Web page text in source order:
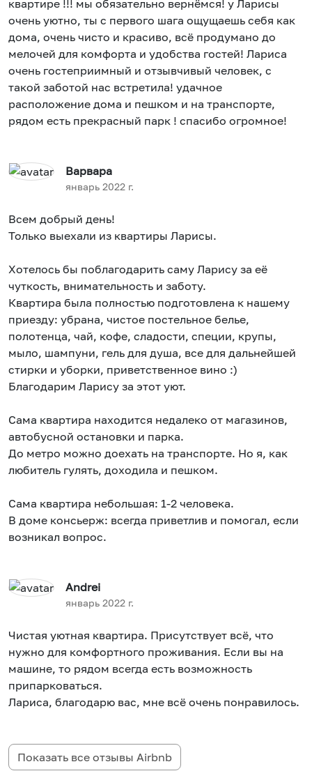
квартире !!! мы обязательно вернёмся! у Ларисы
очень уютно, ты с первого шага ощущаешь себя как
дома, очень чисто и красиво, всё продумано до
мелочей для комфорта и удобства гостей! Лариса
очень гостеприимный и отзывчивый человек, с
такой заботой нас встретила! удачное
расположение дома и пешком и на транспорте,
рядом есть прекрасный парк ! спасибо огромное!
Варвара
январь 2022 г.
Всем добрый день!
Только выехали из квартиры Ларисы.
Хотелось бы поблагодарить саму Ларису за её
чуткость, внимательность и заботу.
Квартира была полностью подготовлена к нашему
приезду: убрана, чистое постельное белье,
полотенца, чай, кофе, сладости, специи, крупы,
мыло, шампуни, гель для душа, все для дальнейшей
стирки и уборки, приветственное вино :)
Благодарим Ларису за этот уют.
Сама квартира находится недалеко от магазинов,
автобусной остановки и парка.
До метро можно доехать на транспорте. Но я, как
любитель гулять, доходила и пешком.
Сама квартира небольшая: 1-2 человека.
В доме консьерж: всегда приветлив и помогал, если
возникал вопрос.
Andrei
январь 2022 г.
Чистая уютная квартира. Присутствует всё, что
нужно для комфортного проживания. Если вы на
машине, то рядом всегда есть возможность
припарковаться.
Лариса, благодарю вас, мне всё очень понравилось.
Показать все отзывы Airbnb